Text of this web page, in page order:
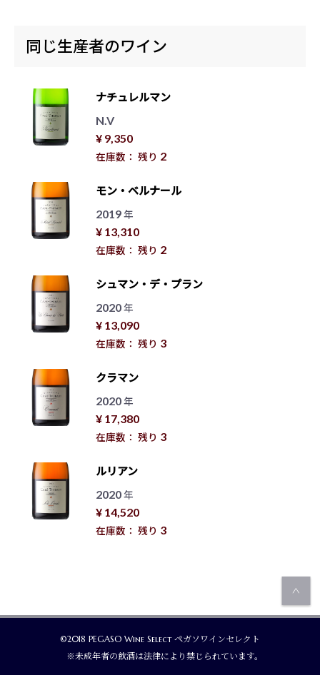
同じ生産者のワイン
ナチュレルマン
N.V
¥ 9,350
在庫数： 残り 2
モン・ベルナール
2019年
¥ 13,310
在庫数： 残り 2
シュマン・デ・プラン
2020年
¥ 13,090
在庫数： 残り 3
クラマン
2020年
¥ 17,380
在庫数： 残り 3
ルリアン
2020年
¥ 14,520
在庫数： 残り 3
©2018 PEGASO Wine Select ペガソワインセレクト
※未成年者の飲酒は法律により禁じられています。